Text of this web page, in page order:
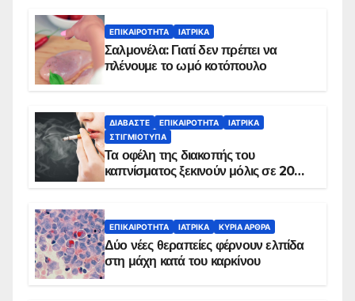
ΕΠΙΚΑΙΡΌΤΗΤΑ ΙΑΤΡΙΚΆ
Σαλμονέλα: Γιατί δεν πρέπει να
πλένουμε το ωμό κοτόπουλο
ΔΙΑΒΆΣΤΕ ΕΠΙΚΑΙΡΌΤΗΤΑ
ΙΑΤΡΙΚΆ
ΣΤΙΓΜΙΌΤΥΠΑ
Τα οφέλη της διακοπής του
καπνίσματος ξεκινούν μόλις σε 20
ΕΠΙΚΑΙΡΌΤΗΤΑ ΙΑΤΡΙΚΆ ΚΥΡΙΑ ΑΡΘΡΑ
Δύο νέες θεραπείες φέρνουν ελπίδα
στη μάχη κατά του καρκίνου